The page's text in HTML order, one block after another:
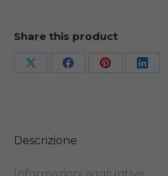
Share this product
Share
Share Share Share
Descrizione